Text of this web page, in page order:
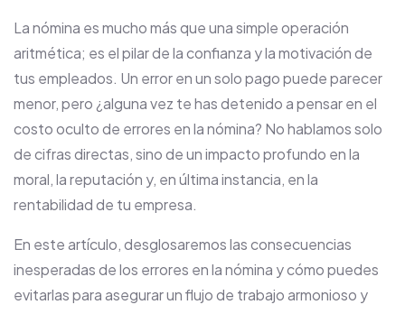
La nómina es mucho más que una simple operación
aritmética; es el pilar de la confianza y la motivación de
tus empleados. Un error en un solo pago puede parecer
menor, pero ¿alguna vez te has detenido a pensar en el
costo oculto de errores en la nómina? No hablamos solo
de cifras directas, sino de un impacto profundo en la
moral, la reputación y, en última instancia, en la
rentabilidad de tu empresa.
En este artículo, desglosaremos las consecuencias
inesperadas de los errores en la nómina y cómo puedes
evitarlas para asegurar un flujo de trabajo armonioso y